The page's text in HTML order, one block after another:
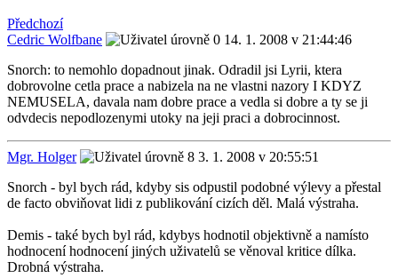
Předchozí
Cedric Wolfbane
14. 1. 2008 v 21:44:46
Snorch: to nemohlo dopadnout jinak. Odradil jsi Lyrii, ktera
dobrovolne cetla prace a nabizela na ne vlastni nazory I KDYZ
NEMUSELA, davala nam dobre prace a vedla si dobre a ty se ji
odvdecis nepodlozenymi utoky na jeji praci a dobrocinnost.
Mgr. Holger
3. 1. 2008 v 20:55:51
Snorch - byl bych rád, kdyby sis odpustil podobné výlevy a přestal
de facto obviňovat lidi z publikování cizích děl. Malá výstraha.
Demis - také bych byl rád, kdybys hodnotil objektivně a namísto
hodnocení hodnocení jiných uživatelů se věnoval kritice dílka.
Drobná výstraha.